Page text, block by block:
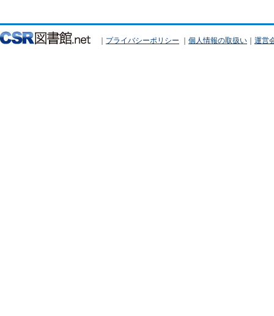
｜ プライバシーポリシー ｜ 個人情報の取扱い ｜ 運営